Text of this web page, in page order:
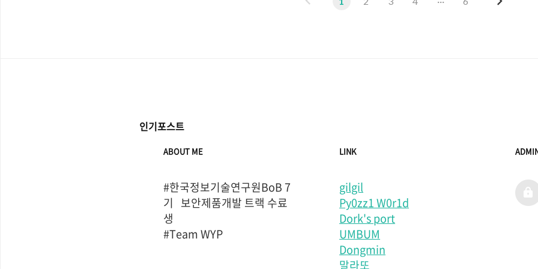
인기포스트
ABOUT ME
#한국정보기술연구원BoB 7
기   보안제품개발 트랙 수료
생
#Team WYP
LINK
gilgil
Py0zz1 W0r1d
Dork's port
UMBUM
Dongmin
말라또